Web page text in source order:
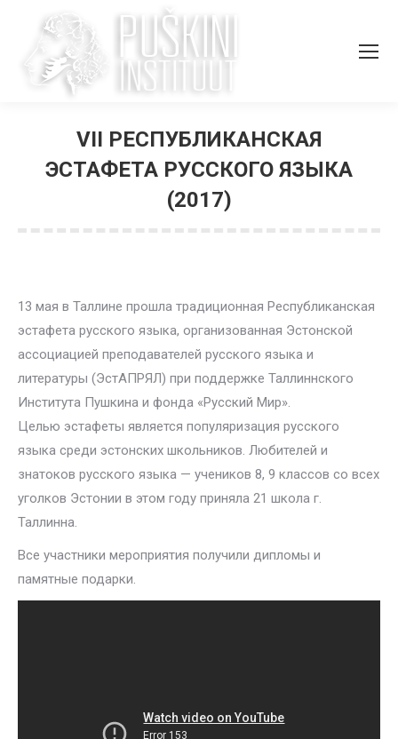
VII РЕСПУБЛИКАНСКАЯ
ЭСТАФЕТА РУССКОГО ЯЗЫКА
(2017)
13 мая в Таллине прошла традиционная Республиканская
эстафета русского языка, организованная Эстонской
ассоциацией преподавателей русского языка и
литературы (ЭстАПРЯЛ) при поддержке Таллиннского
Института Пушкина и фонда «Русский Мир».
Целью эстафеты является популяризация русского
языка среди эстонских школьников. Любителей и
знатоков русского языка — учеников 8, 9 классов со всех
уголков Эстонии в этом году приняла 21 школа г.
Таллинна.
Все участники мероприятия получили дипломы и
памятные подарки.